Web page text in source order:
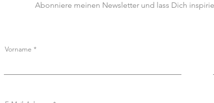
Abonniere meinen Newsletter und lass Dich
Vorname